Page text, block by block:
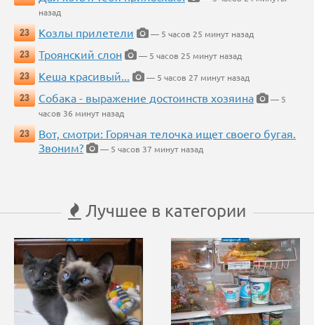
назад
23
Козлы прилетели
— 5 часов 25 минут назад
23
Троянский слон
— 5 часов 25 минут назад
23
Кеша красивый...
— 5 часов 27 минут назад
23
Собака - выражение достоинств хозяина
— 5
часов 36 минут назад
23
Вот, смотри: Горячая телочка ищет своего бугая.
Звоним?
— 5 часов 37 минут назад
Лучшее в категории